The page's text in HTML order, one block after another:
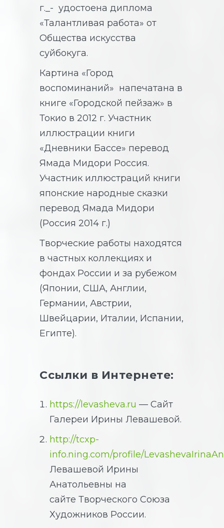
г._- удостоена диплома
«Талантливая работа» от
Общества искусства
суйбокуга.
Картина «Город
воспоминаний» напечатана в
книге «Городской пейзаж» в
Токио в 2012 г. Участник
иллюстрации книги
«Дневники Бассе» перевод
Ямада Мидори Россия.
Участник иллюстраций книги
японские народные сказки
перевод Ямада Мидори
(Россия 2014 г.)
Творческие работы находятся
в частных коллекциях и
фондах России и за рубежом
(Японии, США, Англии,
Германии, Австрии,
Швейцарии, Италии, Испании,
Египте).
Ссылки в Интернете:
https://levasheva.ru — Сайт
Галереи Ирины Левашевой.
http://tcxp-
info.ning.com/profile/
Левашевой Ирины
Анатольевны на
сайте Творческого Союза
Художников России.